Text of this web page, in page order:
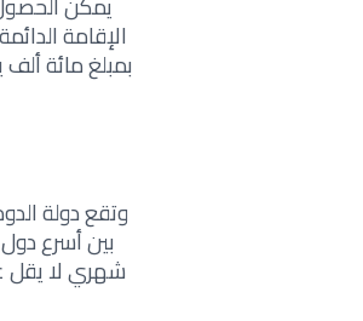
بمبلغ مائة
وتقع دولة